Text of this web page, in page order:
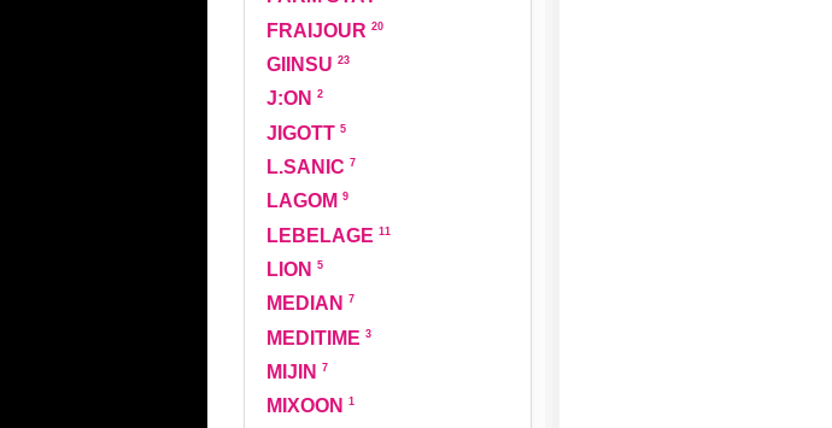
FRAIJOUR 20
GIINSU 23
J:ON 2
JIGOTT 5
L.SANIC 7
LAGOM 9
LEBELAGE 11
LION 5
MEDIAN 7
MEDITIME 3
MIJIN 7
MIXOON 1